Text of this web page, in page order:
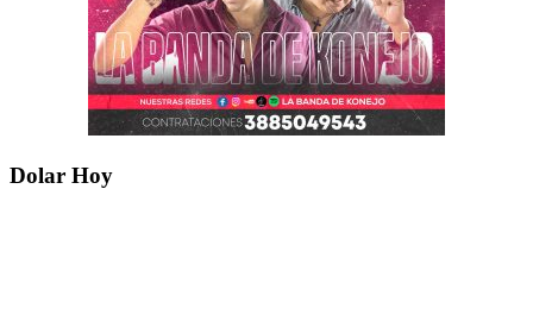
Dolar Hoy